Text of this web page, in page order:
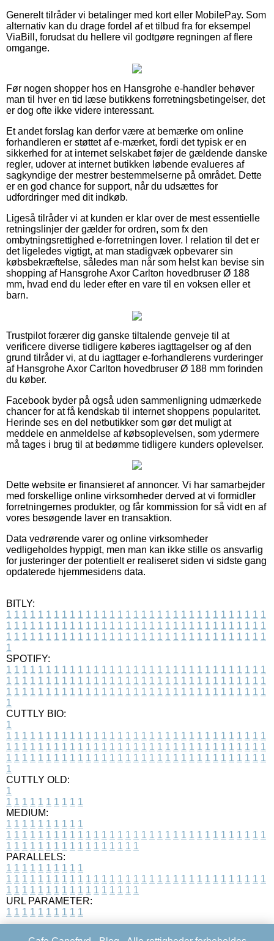
Generelt tilråder vi betalinger med kort eller MobilePay. Som
alternativ kan du drage fordel af et tilbud fra for eksempel
ViaBill, forudsat du hellere vil godtgøre regningen af flere
omgange.
Før nogen shopper hos en Hansgrohe e-handler behøver
man til hver en tid læse butikkens forretningsbetingelser, det
er dog ofte ikke videre interessant.
Et andet forslag kan derfor være at bemærke om online
forhandleren er støttet af e-mærket, fordi det typisk er en
sikkerhed for at internet selskabet føjer de gældende danske
regler, udover at internet butikken løbende evalueres af
sagkyndige der mestrer bestemmelserne på området. Dette
er en god chance for support, når du udsættes for
udfordringer med dit indkøb.
Ligeså tilråder vi at kunden er klar over de mest essentielle
retningslinjer der gælder for ordren, som fx den
ombytningsrettighed e-forretningen lover. I relation til det er
det ligeledes vigtigt, at man stadigvæk opbevarer sin
købsbekræftelse, således man når som helst kan bevise sin
shopping af Hansgrohe Axor Carlton hovedbruser Ø 188
mm, hvad end du leder efter en vare til en voksen eller et
barn.
Trustpilot forærer dig ganske tiltalende genveje til at
verificere diverse tidligere køberes iagttagelser og af den
grund tilråder vi, at du iagttager e-forhandlerens vurderinger
af Hansgrohe Axor Carlton hovedbruser Ø 188 mm forinden
du køber.
Facebook byder på også uden sammenligning udmærkede
chancer for at få kendskab til internet shoppens popularitet.
Herinde ses en del netbutikker som gør det muligt at
meddele en anmeldelse af købsoplevelsen, som ydermere
må tages i brug til at bedømme tidligere kunders oplevelser.
Dette website er finansieret af annoncer. Vi har samarbejder
med forskellige online virksomheder derved at vi formidler
forretningernes produkter, og får kommission for så vidt en af
vores besøgende laver en transaktion.
Data vedrørende varer og online virksomheder
vedligeholdes hyppigt, men man kan ikke stille os ansvarlig
for justeringer der potentielt er realiseret siden vi sidste gang
opdaterede hjemmesidens data.
BITLY:
1 1 1 1 1 1 1 1 1 1 1 1 1 1 1 1 1 1 1 1 1 1 1 1 1 1 1 1 1 1 1 1 1
1 1 1 1 1 1 1 1 1 1 1 1 1 1 1 1 1 1 1 1 1 1 1 1 1 1 1 1 1 1 1 1 1
1 1 1 1 1 1 1 1 1 1 1 1 1 1 1 1 1 1 1 1 1 1 1 1 1 1 1 1 1 1 1 1 1
1
SPOTIFY:
1 1 1 1 1 1 1 1 1 1 1 1 1 1 1 1 1 1 1 1 1 1 1 1 1 1 1 1 1 1 1 1 1
1 1 1 1 1 1 1 1 1 1 1 1 1 1 1 1 1 1 1 1 1 1 1 1 1 1 1 1 1 1 1 1 1
1 1 1 1 1 1 1 1 1 1 1 1 1 1 1 1 1 1 1 1 1 1 1 1 1 1 1 1 1 1 1 1 1
1
CUTTLY BIO:
1
1 1 1 1 1 1 1 1 1 1 1 1 1 1 1 1 1 1 1 1 1 1 1 1 1 1 1 1 1 1 1 1 1
1 1 1 1 1 1 1 1 1 1 1 1 1 1 1 1 1 1 1 1 1 1 1 1 1 1 1 1 1 1 1 1 1
1 1 1 1 1 1 1 1 1 1 1 1 1 1 1 1 1 1 1 1 1 1 1 1 1 1 1 1 1 1 1 1 1
1
CUTTLY OLD:
1
1 1 1 1 1 1 1 1 1 1
MEDIUM:
1 1 1 1 1 1 1 1 1 1
1 1 1 1 1 1 1 1 1 1 1 1 1 1 1 1 1 1 1 1 1 1 1 1 1 1 1 1 1 1 1 1 1
1 1 1 1 1 1 1 1 1 1 1 1 1 1 1 1 1
PARALLELS:
1 1 1 1 1 1 1 1 1 1
1 1 1 1 1 1 1 1 1 1 1 1 1 1 1 1 1 1 1 1 1 1 1 1 1 1 1 1 1 1 1 1 1
1 1 1 1 1 1 1 1 1 1 1 1 1 1 1 1 1
URL PARAMETER:
1 1 1 1 1 1 1 1 1 1